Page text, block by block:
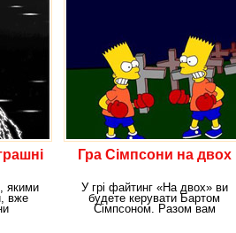
якими
вже
Гра Сімпсони на двох
У грі файтинг «На двох» ви
будете керувати Бартом
Сімпсоном. Разом вам